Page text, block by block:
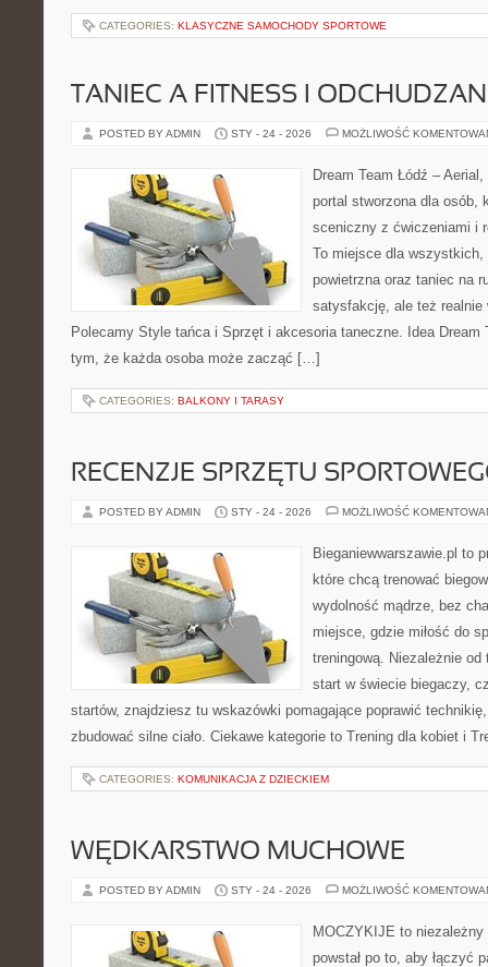
CATEGORIES: KLASYCZNE SAMOCHODY SPORTOWE
TANIEC A FITNESS I
POSTED BY ADMIN STY - 24 - 2026 MOŻLIWOŚĆ
Dream Team Łódź –
portal stworzona dla osób,
sceniczny z ćwiczeniami i
To miejsce dla
powietrzna oraz taniec na
satysfakcję, ale też realnie
Polecamy Style tańca i Sprzęt i akcesoria taneczne. Idea Dream
tym, że każda osoba może zacząć […]
CATEGORIES: BALKONY I TARASY
RECENZJE SPRZĘTU
POSTED BY ADMIN STY - 24 - 2026 MOŻLIWOŚĆ
Bieganiewwarszawie.pl to
które chcą trenować
wydolność mądrze, bez
miejsce, gdzie miłość do
treningową. Niezależnie
start w świecie biegaczy,
startów, znajdziesz tu wskazówki pomagające poprawić
zbudować silne ciało. Ciekawe kategorie to Trening dla kobiet i
CATEGORIES: KOMUNIKACJA Z DZIECKIEM
WĘDKARSTWO MUCHOWE
POSTED BY ADMIN STY - 24 - 2026 MOŻLIWOŚĆ
MOCZYKIJE to
powstał po to, aby łączyć